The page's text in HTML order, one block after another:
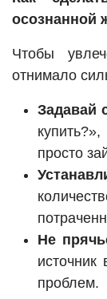
осознанной
Чтобы
отнимало
Задавай
просто
Не
проблем.